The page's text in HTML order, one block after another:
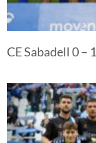
CE Sabadell 0 –